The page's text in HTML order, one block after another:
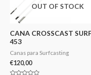
OUT OF STOCK
CANA CROSSCAST
453
Canas para Surfcasting
€120,00